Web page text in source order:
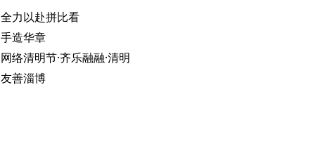
全力以赴拼比看
手造华章
网络清明节·齐乐融融·清明
友善淄博